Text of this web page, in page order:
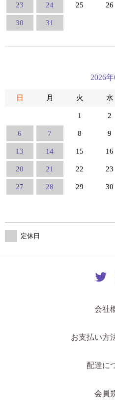
23 24 25 26
30 31
2026年
日 月 火 水
1 2
6 7 8 9
13 14 15 16
20 21 22 23
27 28 29 30
定休日
会社
お支払い方
配達に
会員